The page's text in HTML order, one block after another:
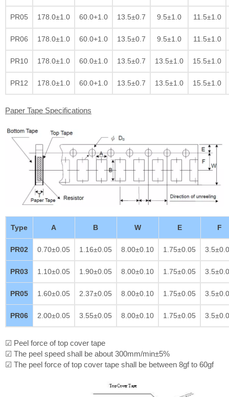
PR05 178.0±1.0 60.0+1.0 13.5±0.7 9.5±1.0 11.5±1.0
PR06 178.0±1.0 60.0+1.0 13.5±0.7 9.5±1.0 11.5±1.0
PR10 178.0±1.0 60.0±1.0 13.5±0.7 13.5±1.0 15.5±1.0
PR12 178.0±1.0 60.0+1.0 13.5±0.7 13.5±1.0 15.5±1.0
Paper Tape Specifications
Type A B W E F
PR02 0.70±0.05 1.16±0.05 8.00±0.10 1.75±0.05
PR03 1.10±0.05 1.90±0.05 8.00±0.10 1.75±0.05
PR05 1.60±0.05 2.37±0.05 8.00±0.10 1.75±0.05
PR06 2.00±0.05 3.55±0.05 8.00±0.10 1.75±0.05
☑ Peel force of top cover tape
☑ The peel speed shall be about 300mm/min±5%
☑ The peel force of top cover tape shall be between 8gf to 60gf